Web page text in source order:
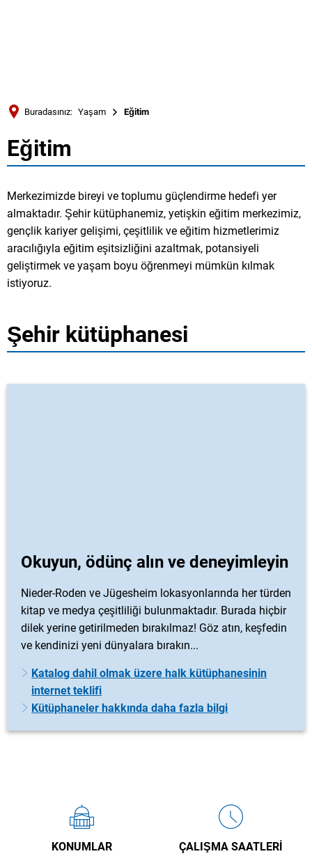
Deutsch MENÜ
Buradasınız: Yaşam Eğitim
Eğitim
Eğitim
Merkezimizde bireyi ve toplumu güçlendirme hedefi yer
almaktadır. Şehir kütüphanemiz, yetişkin eğitim merkezimiz,
gençlik kariyer gelişimi, çeşitlilik ve eğitim hizmetlerimiz
aracılığıyla eğitim eşitsizliğini azaltmak, potansiyeli
geliştirmek ve yaşam boyu öğrenmeyi mümkün kılmak
istiyoruz.
Şehir kütüphanesi
Okuyun, ödünç alın ve deneyimleyin
Nieder-Roden ve Jügesheim lokasyonlarında her türden
kitap ve medya çeşitliliği bulunmaktadır. Burada hiçbir
dilek yerine getirilmeden bırakılmaz! Göz atın, keşfedin
ve kendinizi yeni dünyalara bırakın...
Katalog dahil olmak üzere halk kütüphanesinin
internet teklifi
Kütüphaneler hakkında daha fazla bilgi
KONUMLAR ÇALIŞMA SAATLERI